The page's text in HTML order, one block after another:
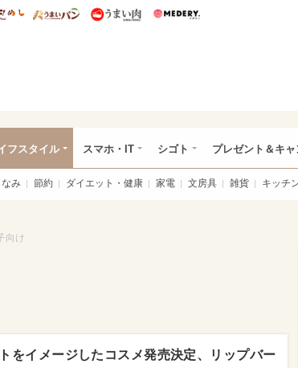
ズニー特集
うまいめし うまいパン うまい肉
フスタイル スマホ・IT シゴト プレゼント＆キ
み 節約 ダイエット・健康 家電 文房具 雑貨 キッチ
向け
をイメージしたコスメ発売決定、リップバー